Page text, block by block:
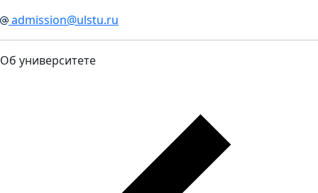
admission@ulstu.ru
Об университете